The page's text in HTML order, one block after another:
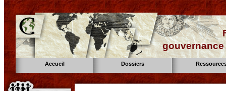
Accueil Dossiers